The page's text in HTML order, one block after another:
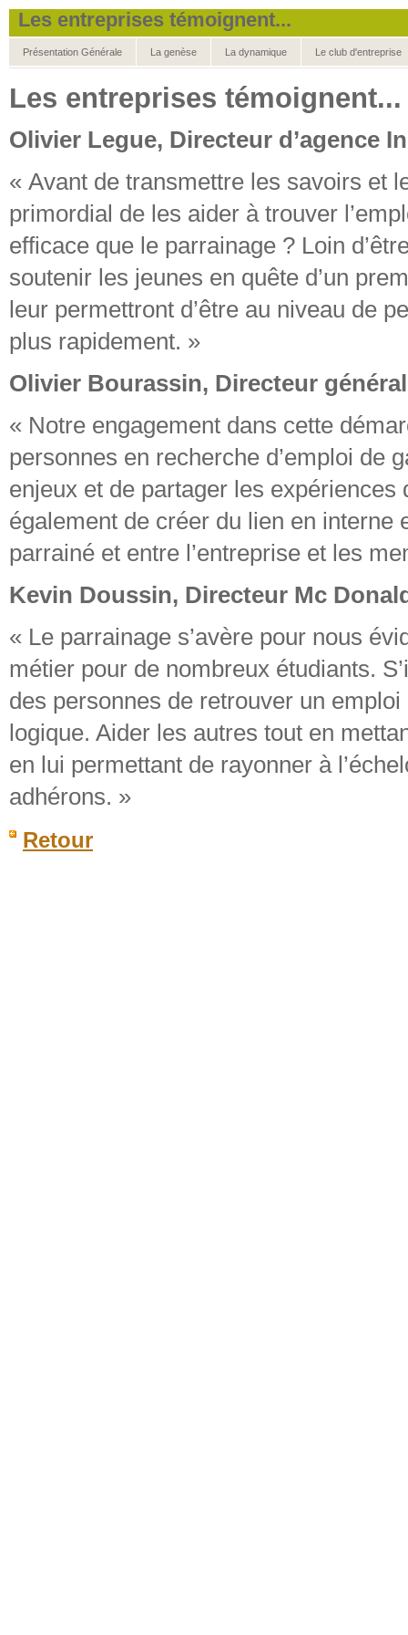
Les entreprises témoignent...
Présentation Générale La genèse La dynamique Le club d'entreprise
Les entreprises témoignent...
Olivier Legue, Directeur d’agence
« Avant de transmettre les savoirs et
primordial de les aider à trouver
efficace que le parrainage ? Loin
soutenir les jeunes en quête d’un
leur permettront d’être au niveau de
plus rapidement. »
Olivier Bourassin, Directeur
« Notre engagement dans cette
personnes en recherche d’emploi de
enjeux et de partager les
également de créer du lien en
parrainé et entre l’entreprise et les
Kevin Doussin, Directeur Mc
« Le parrainage s’avère pour nous
métier pour de nombreux étudiants.
des personnes de retrouver un
logique. Aider les autres tout en
en lui permettant de rayonner à
adhérons. »
Retour